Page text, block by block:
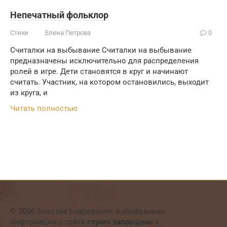
Непечатный фольклор
Стихи Елена Петрова 0
Считалки на выбывание Считалки на выбывание
предназначены исключительно для распределения
ролей в игре. Дети становятся в круг и начинают
считать. Участник, на котором остановились, выходит
из круга, и
Читать полностью
© 2026 Золотое очарование. Копирование
информации с сайта строго запрещено и